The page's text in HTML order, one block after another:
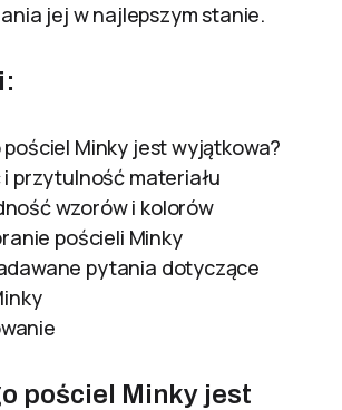
jej w najlepszym stanie.
pościel Minky jest wyjątkowa?
i przytulność materiału
wzorów i kolorów
pościeli Minky
pytania dotyczące
pościel Minky jest